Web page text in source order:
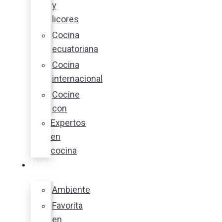
y
licores
Cocina
ecuatoriana
Cocina
internacional
Cocine
con
Expertos
en
cocina
Ambiente
Favorita
en